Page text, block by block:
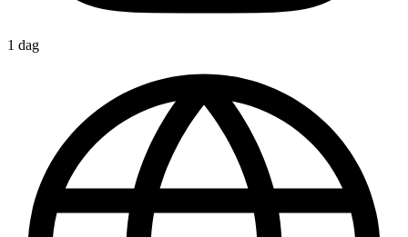
1 dag